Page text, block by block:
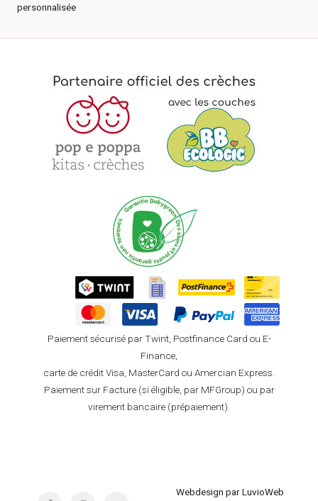
personnalisée
Paiement sécurisé par Twint, Postfinance Card ou E-
Finance,
carte de crédit Visa, MasterCard ou Amercian Express.
Paiement sur Facture (si éligible, par MFGroup) ou par
virement bancaire (prépaiement).
Webdesign par LuvioWeb